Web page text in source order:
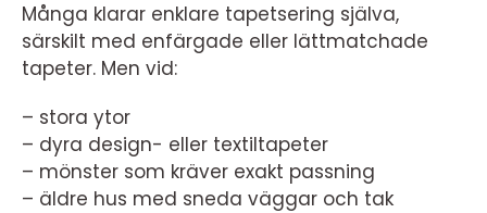
Många klarar enklare tapetsering själva,
särskilt med enfärgade eller lättmatchade
tapeter. Men vid:
– stora ytor
– dyra design- eller textiltapeter
– mönster som kräver exakt passning
– äldre hus med sneda väggar och tak